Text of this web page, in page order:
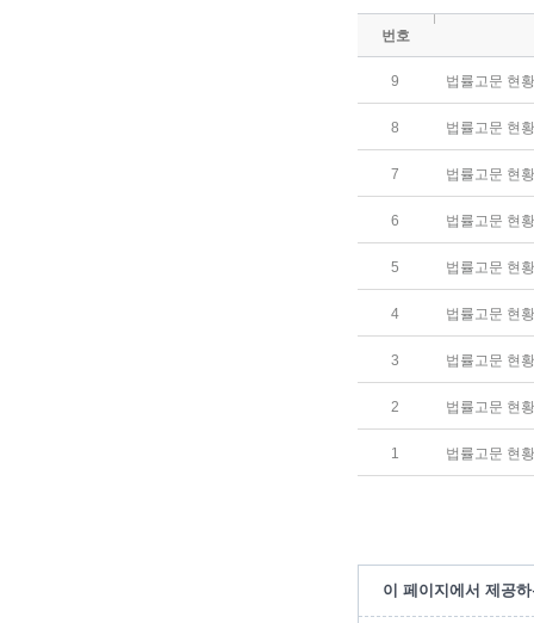
번호
9 법률고문 현
8 법률고문 현
7 법률고문 현
6 법률고문 현
5 법률고문 현
4 법률고문 현
3 법률고문 현
2 법률고문 현
1 법률고문 현
이 페이지에서 제공